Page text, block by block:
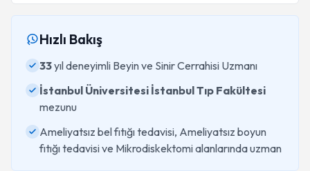
Hızlı Bakış
33yıl deneyimli Beyin ve Sinir Cerrahisi Uzmanı
İstanbul Üniversitesi İstanbul Tıp Fakültesi
mezunu
Ameliyatsız bel fıtığı tedavisi, Ameliyatsız boyun
fıtığı tedavisi ve Mikrodiskektomi alanlarında uzman